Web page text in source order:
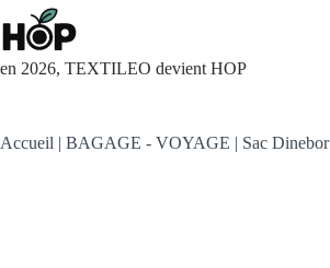
Passer
au
contenu
en 2026, TEXTILEO devient HOP
Accueil | BAGAGE - VOYAGE | Sac Dinebor